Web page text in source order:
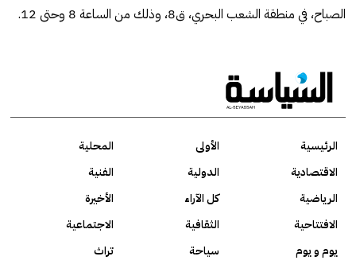
الصباح، في منطقة الشعب البحري، ق8، وذلك من الساعة 8 وحتى 12.
الرئيسية الأولى
المحلية
الاقتصادية
الدولية
الفنية
الرياضية
كل الآراء
الأخيرة
الافتتاحية
الثقافية
الاجتماعية
يوم و يوم
سياحة تراث